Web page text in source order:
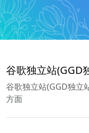
谷歌独立站(GGD
谷歌独立站(GGD独立
方面